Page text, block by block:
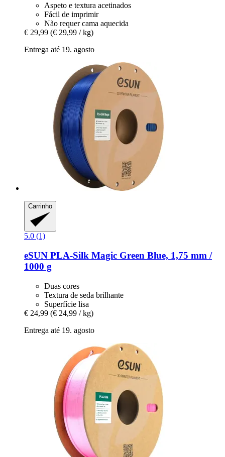
Aspeto e textura acetinados
Fácil de imprimir
Não requer cama aquecida
€ 29,99 (€ 29,99 / kg)
Entrega até 19. agosto
Carrinho
5.0 (1)
eSUN PLA-​Silk Magic Green Blue, 1,75 mm /
1000 g
Duas cores
Textura de seda brilhante
Superfície lisa
€ 24,99 (€ 24,99 / kg)
Entrega até 19. agosto